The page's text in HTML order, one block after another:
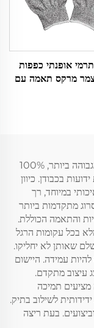
אופנתי כפפות
מרקס תאמה עם
כל מה שאנחנו מציעים מיוצר מכותנה באיכות הגבוהה ביותר, 100%
בכבודן. כיוון
במיוחד, רך
מתקדמות ביותר
והתאמה הכוללת.
בכל עקומות הרגל
שאותן לא יחליקו.
עמידה. היישום
עיצוב מתקדם.
תמיכה
לשילוב בתיק.
בעת ריצה